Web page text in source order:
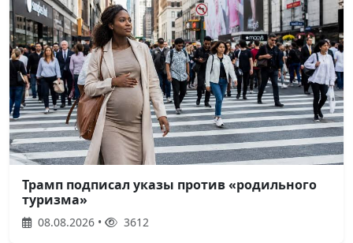
Трамп подписал указы против «родильного
туризма»
08.08.2026 • 3612